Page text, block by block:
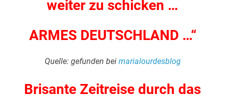
weiter zu schicken …
ARMES DEUTSCHLAND …“
Quelle: gefunden bei marialourdesblog
Brisante Zeitreise durch das